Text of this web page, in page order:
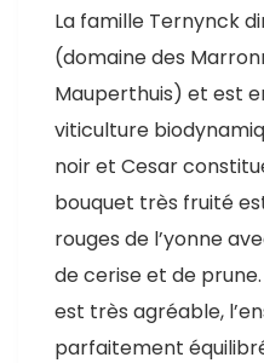
La famille Ternynck
(domaine des
Mauperthuis) et est
viticulture
noir et Cesar
bouquet très fruité
rouges de l’yonne
de cerise et de
est très agréable,
parfaitement